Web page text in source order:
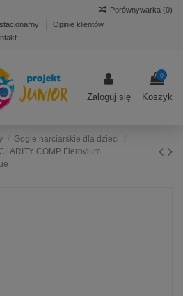
Opinie klientów
Porównywarka (0)
Zaloguj się
0
Koszyk
Gogle narciarskie dla dzieci
COMP Flerovium